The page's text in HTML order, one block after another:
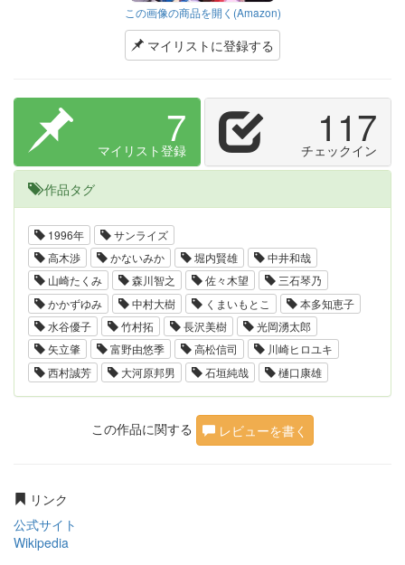
この画像の商品を開く(Amazon)
マイリストに登録する
7
マイリスト登録 117
チェックイン
作品タグ
1996年
サンライズ
高木渉
かないみか 堀内賢雄
中井和哉
山崎たくみ
森川智之 佐々木望
三石琴乃
かかずゆみ
中村大樹 くまいもとこ
本多知恵子
水谷優子
竹村拓 長沢美樹
光岡湧太郎
矢立肇
富野由悠季 高松信司
川崎ヒロユキ
西村誠芳
大河原邦男 石垣純哉 樋口康雄
この作品に関する レビューを書く
リンク
公式サイト
Wikipedia